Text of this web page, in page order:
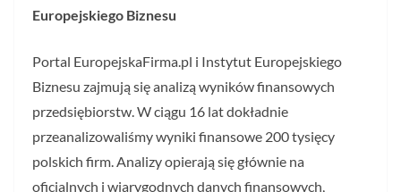
Europejskiego Biznesu
Portal EuropejskaFirma.pl i Instytut Europejskiego
Biznesu zajmują się analizą wyników finansowych
przedsiębiorstw. W ciągu 16 lat dokładnie
przeanalizowaliśmy wyniki finansowe 200 tysięcy
polskich firm. Analizy opierają się głównie na
oficjalnych i wiarygodnych danych finansowych,